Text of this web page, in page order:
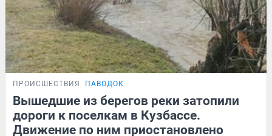
ПРОИСШЕСТВИЯ ПАВОДОК
Вышедшие из берегов реки затопили
дороги к поселкам в Кузбассе.
Движение по ним приостановлено